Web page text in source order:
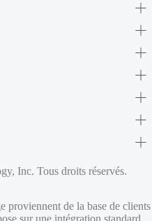
Inc. Tous droits réservés.
proviennent de la base de clients